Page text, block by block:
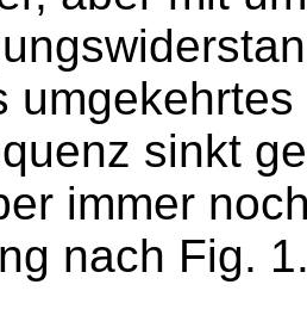
sinkt
immer
nach Fig.